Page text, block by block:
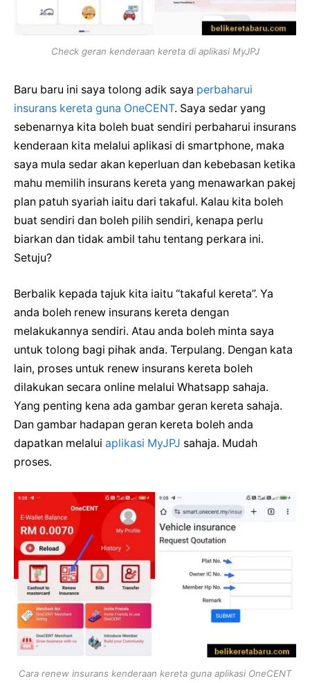
Check geran kenderaan kereta di aplikasi MyJPJ
Baru baru ini saya tolong adik saya perbaharui
insurans kereta guna OneCENT. Saya sedar yang
sebenarnya kita boleh buat sendiri perbaharui insurans
kenderaan kita melalui aplikasi di smartphone, maka
saya mula sedar akan keperluan dan kebebasan ketika
mahu memilih insurans kereta yang menawarkan pakej
plan patuh syariah iaitu dari takaful. Kalau kita boleh
buat sendiri dan boleh pilih sendiri, kenapa perlu
biarkan dan tidak ambil tahu tentang perkara ini.
Setuju?
Berbalik kepada tajuk kita iaitu “takaful kereta”. Ya
anda boleh renew insurans kereta dengan
melakukannya sendiri. Atau anda boleh minta saya
untuk tolong bagi pihak anda. Terpulang. Dengan kata
lain, proses untuk renew insurans kereta boleh
dilakukan secara online melalui Whatsapp sahaja.
Yang penting kena ada gambar geran kereta sahaja.
Dan gambar hadapan geran kereta boleh anda
dapatkan melalui aplikasi MyJPJ sahaja. Mudah
proses.
Cara renew insurans kenderaan kereta guna aplikasi OneCENT